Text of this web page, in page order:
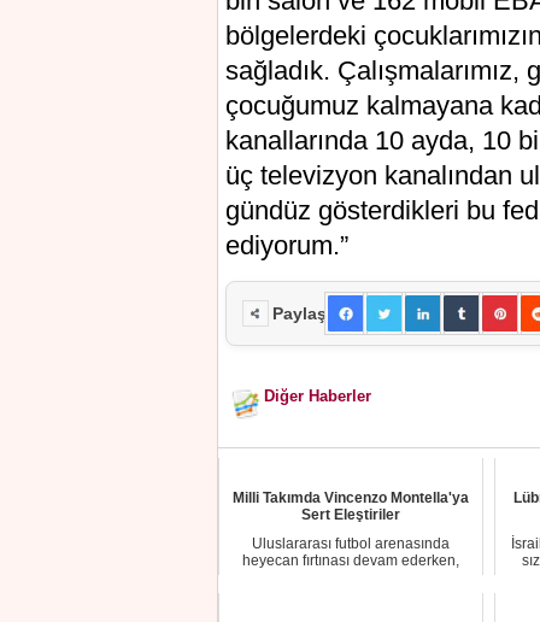
bölgelerdeki
sağladık.
çocuğumuz kalmayana
kanallarında 10 ayda, 10
üç televizyon kanalından
gündüz gösterdikleri bu
ediyorum.”
Paylaş
Diğer Haberler
Milli Takımda Vincenzo Montella'ya
Sert Eleştiriler
Uluslararası futbol arenasında
heyecan fırtınası devam ederken,